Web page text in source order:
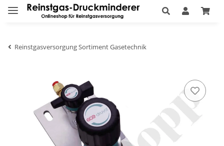
Reinstgasversorgung Sortiment Gasetechnik